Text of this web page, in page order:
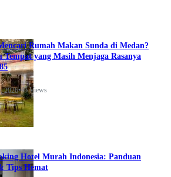
Rumah Makan Sunda di Medan?
Tempat yang Masih Menjaga Rasanya
2026•46 Views
Hotel Murah Indonesia: Panduan
Tips Hemat